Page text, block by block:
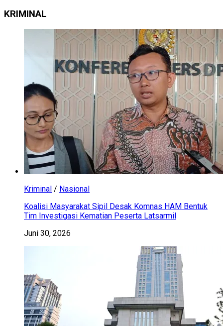
KRIMINAL
Kriminal / Nasional
Koalisi Masyarakat Sipil Desak Komnas HAM Bentuk
Tim Investigasi Kematian Peserta Latsarmil
Juni 30, 2026